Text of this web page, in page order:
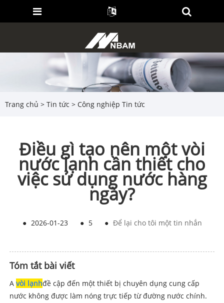
Trang chủ > Tin tức > Công nghiệp Tin tức
Điều gì tạo nên một vòi
nước lạnh cần thiết cho
việc sử dụng nước hàng
ngày?
● 2026-01-23 ● 5 ● Để lại cho tôi một tin nhắn
Tóm tắt bài viết
A vòi lạnhđề cập đến một thiết bị chuyên dụng cung cấp
nước không được làm nóng trực tiếp từ đường nước chính.